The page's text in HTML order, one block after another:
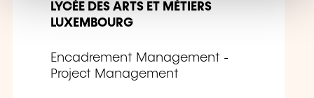
LYCÉE DES ARTS ET MÉTIERS
LUXEMBOURG
Encadrement Management -
Project Management